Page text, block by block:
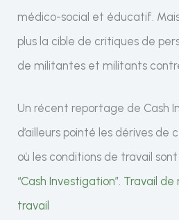
médico-social et éducatif.
plus la cible de critiques de
de militantes et militants
Un récent reportage de Cash
d’ailleurs pointé les dérives de
où les conditions de travail
“Cash Investigation”. Travail
travail